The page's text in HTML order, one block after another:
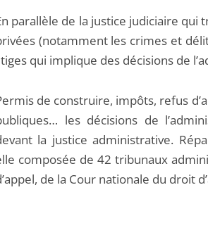
parallèle de la justice judiciaire
(notamment les crimes et
qui implique des décisions de
de construire, impôts, refus
les décisions de
la justice administrative.
composée de 42 tribunaux
de la Cour nationale du droit